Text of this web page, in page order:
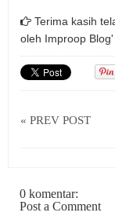
Terima kasih
oleh Improop Blog'
« PREV POST
0 komentar:
Post a Comment